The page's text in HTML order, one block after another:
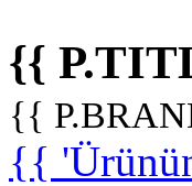
{{
{{
{{